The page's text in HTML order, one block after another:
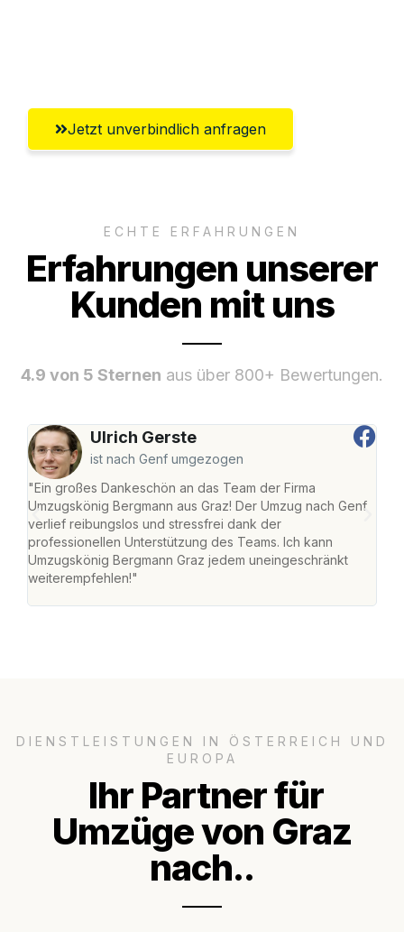
Jetzt unverbindlich anfragen
ECHTE ERFAHRUNGEN
Erfahrungen unserer
Kunden mit uns
4.9 von 5 Sternen aus über 800+ Bewertungen.
Ulrich Gerste
ist nach Genf umgezogen
"Ein großes Dankeschön an das Team der Firma
Umzugskönig Bergmann aus Graz! Der Umzug nach Genf
verlief reibungslos und stressfrei dank der
professionellen Unterstützung des Teams. Ich kann
Umzugskönig Bergmann Graz jedem uneingeschränkt
weiterempfehlen!"
DIENSTLEISTUNGEN IN ÖSTERREICH UND
EUROPA
Ihr Partner für
Umzüge von Graz
nach..